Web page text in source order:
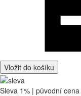
Vložit do košíku
Sleva 1% | původní cena